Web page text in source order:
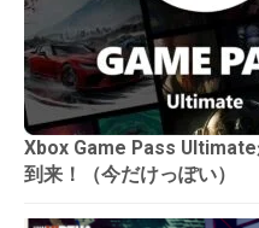
Xbox Game Pass
到来！（今だけっぽい）